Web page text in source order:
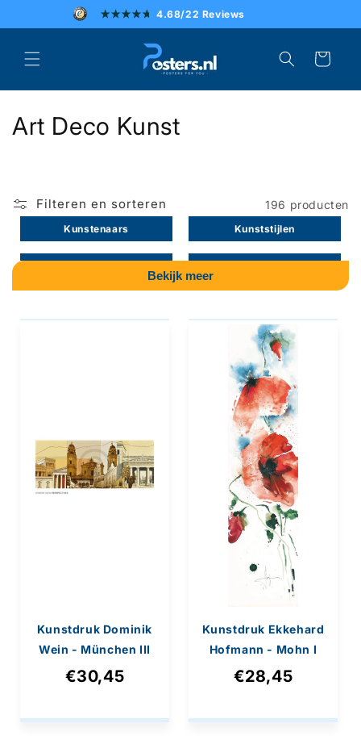
content
4.68/22 Reviews
SCHERPE PRIJZEN
UITSTEKENDE KLANTENSERVICE
Winkelwagen
C
e
Art Deco Kunst
Filteren en sorteren 196 producten
Kunstenaars Kunststijlen
Bekijk meer
Kunstdruk Dominik
Wein - München III
100x50cm
€30,45
Kunstdruk Ekkehard
Hofmann - Mohn I
20x99cm
€28,45